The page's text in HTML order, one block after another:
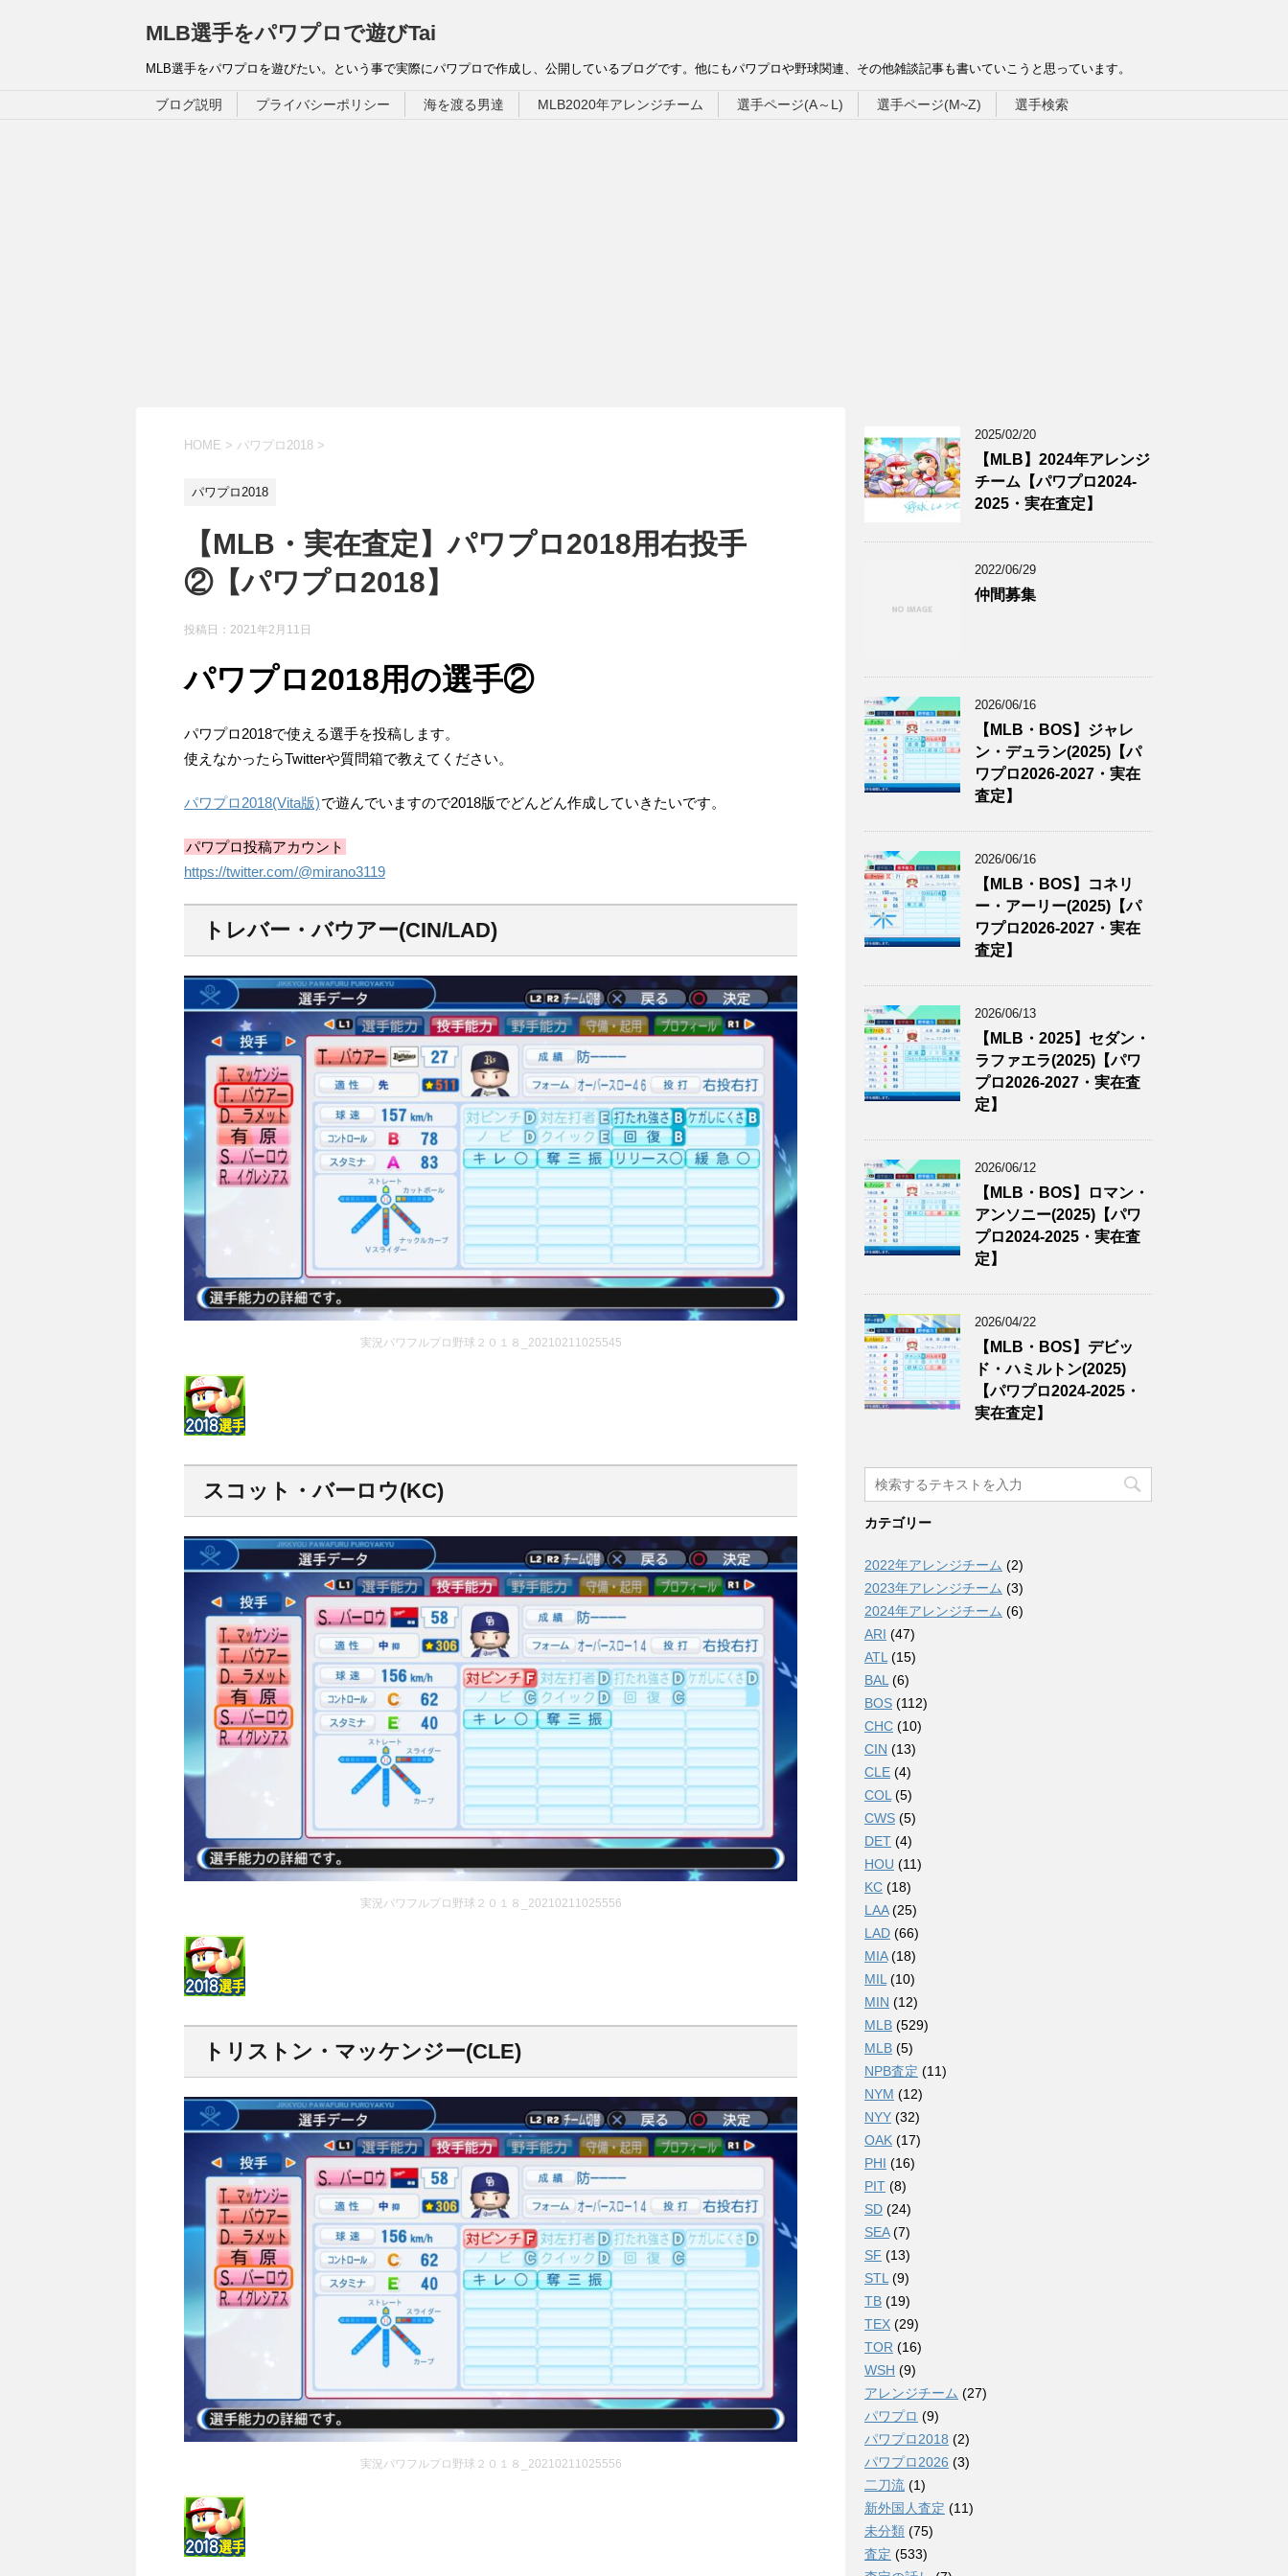
MLB選手をパワプロで遊びTai
MLB選手をパワプロを遊びたい。という事で実際にパワプロで作成し、公開しているブログです。他にもパワプロや野球関連、その他雑談記事も書いていこうと思っています。
ブログ説明 プライバシーポリシー 海を渡る男達 MLB2020年アレンジチーム 選手ページ(A～L) 選手ページ(M~Z) 選手検索
HOME > パワプロ2018 >
パワプロ2018
【MLB・実在査定】パワプロ2018用右投手
②【パワプロ2018】
投稿日： 2021年2月11日
パワプロ2018用の選手②
パワプロ2018で使える選手を投稿します。
使えなかったらTwitterや質問箱で教えてください。
パワプロ2018(Vita版)で遊んでいますので2018版でどんどん作成していきたいです。
パワプロ投稿アカウント
https://twitter.com/@mirano3119
トレバー・バウアー(CIN/LAD)
実況パワフルプロ野球２０１８_20210211025545
スコット・バーロウ(KC)
実況パワフルプロ野球２０１８_20210211025556
トリストン・マッケンジー(CLE)
実況パワフルプロ野球２０１８_20210211025556
2025/02/20
【MLB】2024年アレンジ
チーム【パワプロ2024-
2025・実在査定】
2022/06/29
仲間募集
2026/06/16
【MLB・BOS】ジャレ
ン・デュラン(2025)【パ
ワプロ2026-2027・実在
査定】
2026/06/16
【MLB・BOS】コネリ
ー・アーリー(2025)【パ
ワプロ2026-2027・実在
査定】
2026/06/13
【MLB・2025】セダン・
ラファエラ(2025)【パワ
プロ2026-2027・実在査
定】
2026/06/12
【MLB・BOS】ロマン・
アンソニー(2025)【パワ
プロ2024-2025・実在査
定】
2026/04/22
【MLB・BOS】デビッ
ド・ハミルトン(2025)
【パワプロ2024-2025・
実在査定】
カテゴリー
2022年アレンジチーム (2)
2023年アレンジチーム (3)
2024年アレンジチーム (6)
ARI (47)
ATL (15)
BAL (6)
BOS (112)
CHC (10)
CIN (13)
CLE (4)
COL (5)
CWS (5)
DET (4)
HOU (11)
KC (18)
LAA(25)
LAD (66)
MIA(18)
MIL (10)
MIN (12)
MLB (529)
MLB (5)
NPB査定 (11)
NYM (12)
NYY (32)
OAK (17)
PHI (16)
PIT (8)
SD (24)
SEA(7)
SF (13)
STL (9)
TB (19)
TEX (29)
TOR (16)
WSH (9)
アレンジチーム (27)
パワプロ (9)
パワプロ2018 (2)
パワプロ2026 (3)
二刀流 (1)
新外国人査定 (11)
未分類 (75)
査定 (533)